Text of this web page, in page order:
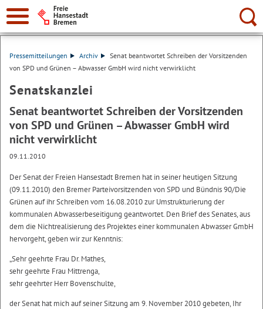
Suche:
Pressemitteilungen Archiv
Senat beantwortet Schreiben der Vorsitzenden
von SPD und Grünen – Abwasser GmbH wird nicht verwirklicht
Senatskanzlei
Senat beantwortet Schreiben der Vorsitzenden
von SPD und Grünen – Abwasser GmbH wird
nicht verwirklicht
09.11.2010
Der Senat der Freien Hansestadt Bremen hat in seiner heutigen Sitzung
(09.11.2010) den Bremer Parteivorsitzenden von SPD und Bündnis 90/Die
Grünen auf ihr Schreiben vom 16.08.2010 zur Umstrukturierung der
kommunalen Abwasserbeseitigung geantwortet. Den Brief des Senates, aus
dem die Nichtrealisierung des Projektes einer kommunalen Abwasser GmbH
hervorgeht, geben wir zur Kenntnis:
„Sehr geehrte Frau Dr. Mathes,
sehr geehrte Frau Mittrenga,
sehr geehrter Herr Bovenschulte,
der Senat hat mich auf seiner Sitzung am 9. November 2010 gebeten, Ihr